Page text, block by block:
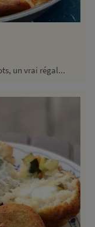
un vrai régal...